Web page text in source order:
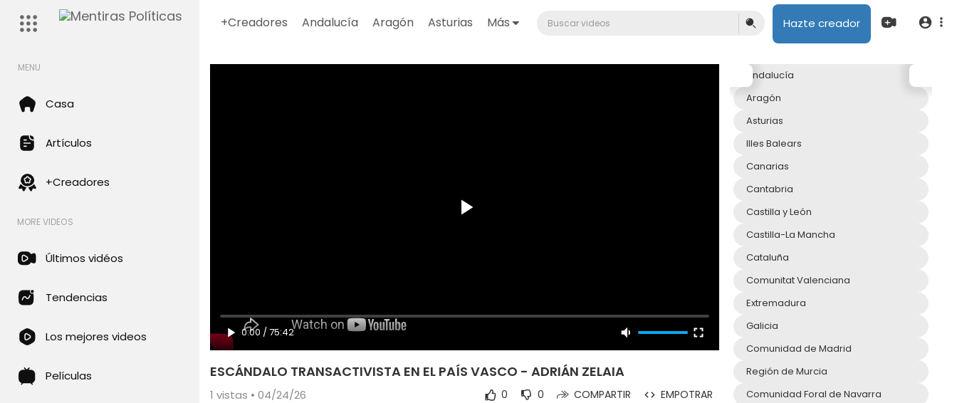
+Creadores Andalucía Aragón Asturias Más Hazte creador
MENU
Casa
Artículos
+Creadores
MORE VIDEOS
Últimos vidéos
Tendencias
Los mejores videos
Películas
0:00 /75:42
Andalucía
Aragón
Asturias
Illes Balears
Canarias
Cantabria
Castilla y León
Castilla-La Mancha
Cataluña
Comunitat Valenciana
Extremadura
Galicia
Comunidad de Madrid
Región de Murcia
Comunidad Foral de Navarra
ESCÁNDALO TRANSACTIVISTA EN EL PAÍS VASCO - ADRIÁN ZELAIA
1 vistas • 04/24/26 0 0 COMPARTIR EMPOTRAR